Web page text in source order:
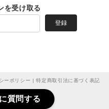
を受け取る
登録
ーポリシー |特定商取引法に基づく表記
質問する